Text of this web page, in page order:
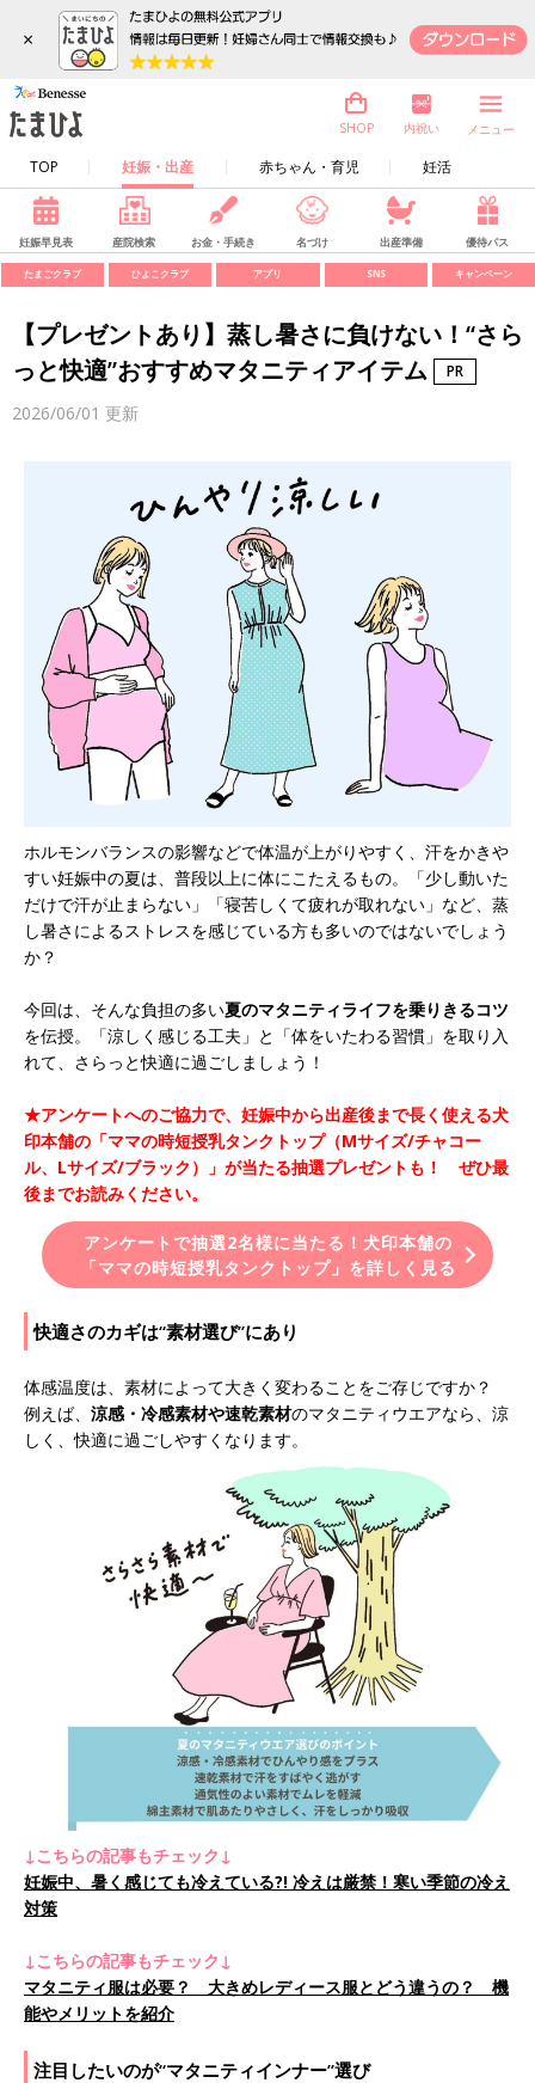
×
TOP 妊娠・出産 赤ちゃん・育児 妊活
SHOP 内祝い メニュー
妊娠早見表 産院検索 お金・手続き 名づけ 出産準備 優待パス
たまごクラブ ひよこクラブ アプリ SNS キャンペーン
【プレゼントあり】蒸し暑さに負けない！“さら
っと快適”おすすめマタニティアイテム
2026/06/01 更新
ホルモンバランスの影響などで体温が上がりやすく、汗をかきや
すい妊娠中の夏は、普段以上に体にこたえるもの。「少し動いた
だけで汗が止まらない」「寝苦しくて疲れが取れない」など、蒸
し暑さによるストレスを感じている方も多いのではないでしょう
か？
今回は、そんな負担の多い夏のマタニティライフを乗りきるコツ
を伝授。「涼しく感じる工夫」と「体をいたわる習慣」を取り入
れて、さらっと快適に過ごしましょう！
★アンケートへのご協力で、妊娠中から出産後まで長く使える犬
印本舗の「ママの時短授乳タンクトップ（Mサイズ/チャコー
ル、Lサイズ/ブラック）」が当たる抽選プレゼントも！ ぜひ最
後までお読みください。
アンケートで抽選2名様に当たる！犬印本舗の
「ママの時短授乳タンクトップ」を詳しく見る
快適さのカギは“素材選び”にあり
体感温度は、素材によって大きく変わることをご存じですか？
例えば、 涼感・冷感素材や速乾素材のマタニティウエアなら、涼
しく、快適に過ごしやすくなります。
↓こちらの記事もチェック↓
妊娠中、暑く感じても冷えている?! 冷えは厳禁！寒い季節の冷え
対策
↓こちらの記事もチェック↓
マタニティ服は必要？ 大きめレディース服とどう違うの？ 機
能やメリットを紹介
注目したいのが“マタニティインナー”選び